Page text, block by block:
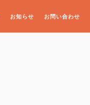
お知らせ お問い合わせ